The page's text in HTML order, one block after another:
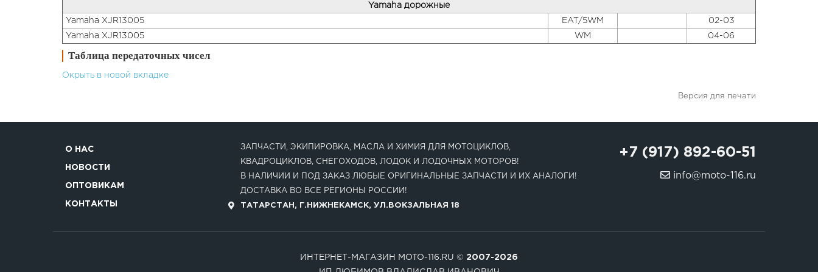
Yamaha дорожные
Yamaha XJR13005 EAT/5WM 02-03
Yamaha XJR13005 WM 04-06
Таблица передаточных чисел
Окрыть в новой вкладке
Версия для печати
О НАС
НОВОСТИ
ОПТОВИКАМ
КОНТАКТЫ
ЗАПЧАСТИ, ЭКИПИРОВКА, МАСЛА И ХИМИЯ ДЛЯ МОТОЦИКЛОВ,
КВАДРОЦИКЛОВ, СНЕГОХОДОВ, ЛОДОК И ЛОДОЧНЫХ МОТОРОВ!
В НАЛИЧИИ И ПОД ЗАКАЗ ЛЮБЫЕ ОРИГИНАЛЬНЫЕ ЗАПЧАСТИ И ИХ АНАЛОГИ!
ДОСТАВКА ВО ВСЕ РЕГИОНЫ РОССИИ!
ТАТАРСТАН, Г.НИЖНЕКАМСК, УЛ.ВОКЗАЛЬНАЯ 18
+7 (917) 892-60-51
info@moto-116.ru
ИНТЕРНЕТ-МАГАЗИН MOTO-116.RU © 2007-2026